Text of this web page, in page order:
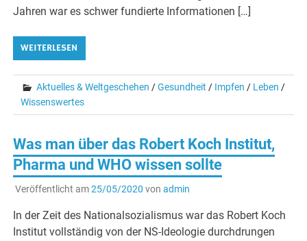
Jahren war es schwer fundierte Informationen […]
WEITERLESEN
Aktuelles & Weltgeschehen /Gesundheit / Impfen / Leben /
Wissenswertes
Was man über das Robert Koch Institut,
Pharma und WHO wissen sollte
Veröffentlicht am25/05/2020 von admin
In der Zeit des Nationalsozialismus war das Robert Koch
Institut vollständig von der NS-Ideologie durchdrungen